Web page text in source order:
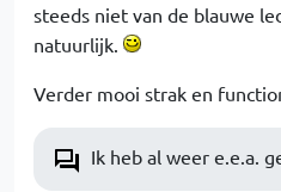
steeds niet van de blauwe
natuurlijk.
Verder mooi strak en
Ik heb al weer e.e.a.